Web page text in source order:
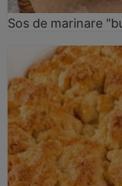
Sos de marinare